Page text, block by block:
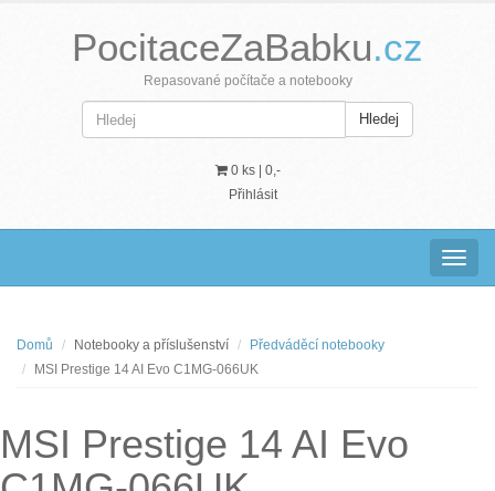
PocitaceZaBabku.cz
Repasované počítače a notebooky
Hledej
0 ks | 0,-
Přihlásit
Domů Notebooky a příslušenství
Předváděcí notebooky
MSI Prestige 14 AI Evo C1MG-066UK
MSI Prestige 14 AI Evo